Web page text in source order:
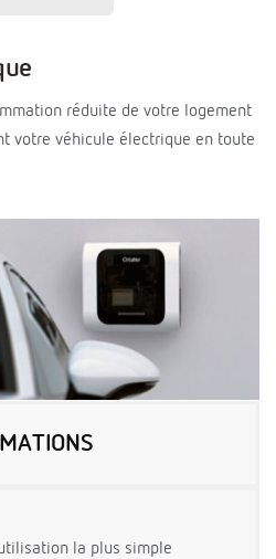
réduite de votre logement
votre véhicule électrique en toute
la plus simple